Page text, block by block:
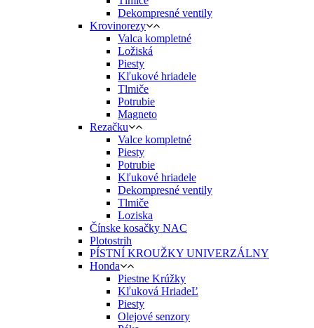
Dekompresné ventily
Krovinorezy
Valca kompletné
Ložiská
Piesty
Kľukové hriadele
Tlmiče
Potrubie
Magneto
Rezačku
Valce kompletné
Piesty
Potrubie
Kľukové hriadele
Dekompresné ventily
Tlmiče
Loziska
Čínske kosačky NAC
Plotostrih
PÍSTNÍ KROUŽKY UNIVERZÁLNY
Honda
Piestne Krúžky
Kľuková HriadeĽ
Piesty
Olejové senzory